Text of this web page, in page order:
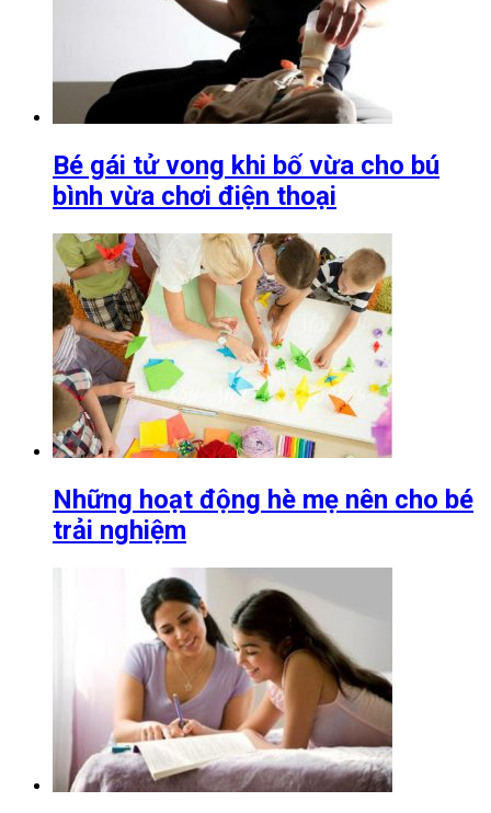
Bé gái tử vong khi bố vừa cho bú
bình vừa chơi điện thoại
Những hoạt động hè mẹ nên cho bé
trải nghiệm